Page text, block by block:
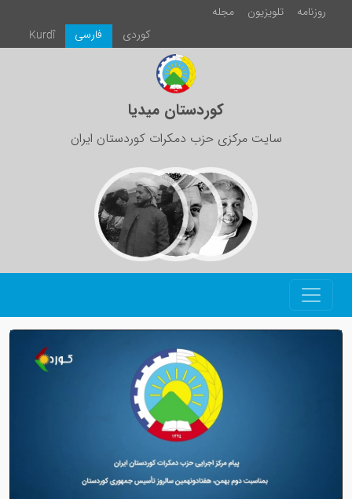
روزنامە تلویزیون
مجلە
Kurdî
فارسی كوردی
کوردستان میدیا
سایت مرکزی حزب دمکرات کوردستان ایران